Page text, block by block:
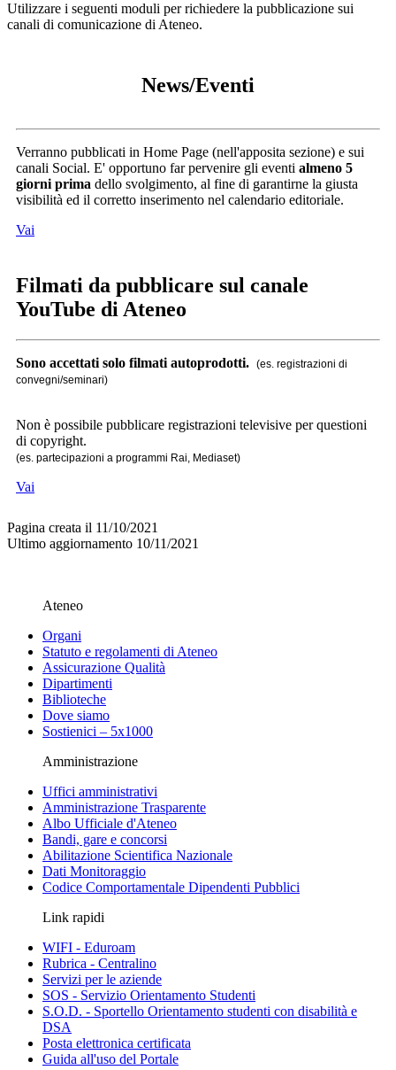
Utilizzare i seguenti moduli per richiedere la pubblicazione sui
canali di comunicazione di Ateneo.
News/Eventi
Verranno pubblicati in Home Page (nell'apposita sezione) e sui
canali Social. E' opportuno far pervenire gli eventi almeno 5
giorni prima dello svolgimento, al fine di garantirne la giusta
visibilità ed il corretto inserimento nel calendario editoriale.
Vai
Filmati da pubblicare sul canale
YouTube di Ateneo
Sono accettati solo filmati autoprodotti. (es. registrazioni di
convegni/seminari)
Non è possibile pubblicare registrazioni televisive per questioni
di copyright.
(es. partecipazioni a programmi Rai, Mediaset)
Vai
Pagina creata il 11/10/2021
Ultimo aggiornamento 10/11/2021
Ateneo
Organi
Statuto e regolamenti di Ateneo
Assicurazione Qualità
Dipartimenti
Biblioteche
Dove siamo
Sostienici – 5x1000
Amministrazione
Uffici amministrativi
Amministrazione Trasparente
Albo Ufficiale d'Ateneo
Bandi, gare e concorsi
Abilitazione Scientifica Nazionale
Dati Monitoraggio
Codice Comportamentale Dipendenti Pubblici
Link rapidi
WIFI - Eduroam
Rubrica - Centralino
Servizi per le aziende
SOS - Servizio Orientamento Studenti
S.O.D. - Sportello Orientamento studenti con disabilità e
DSA
Posta elettronica certificata
Guida all'uso del Portale